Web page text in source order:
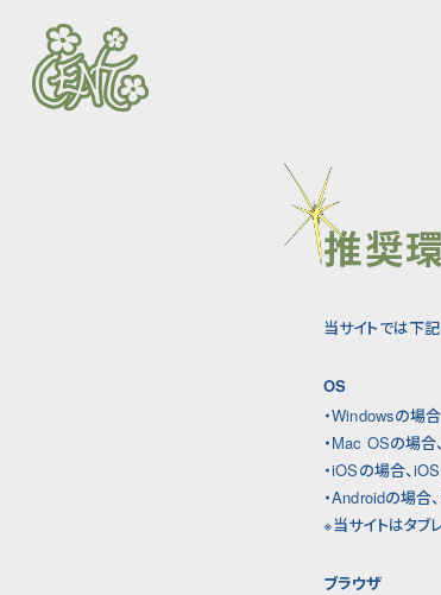
推奨
当サイトでは下
OS
・Windowsの場
・Mac OSの場合
・iOSの場合、
・Androidの場合
※当サイトはタブ
ブラウザ